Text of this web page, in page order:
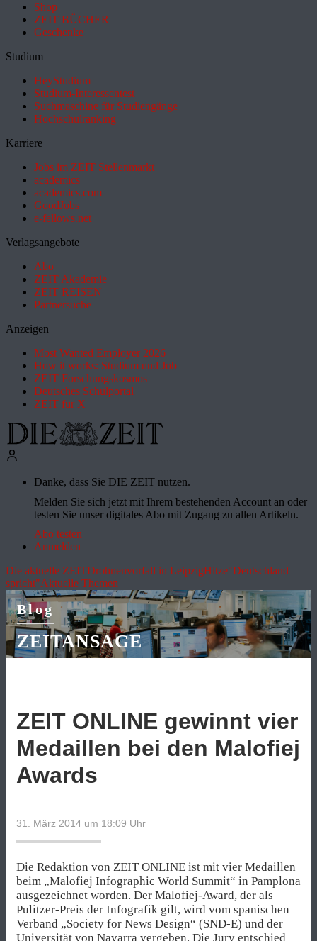
Shop
ZEIT BÜCHER
Geschenke
Studium
HeyStudium
Studium-Interessentest
Suchmaschine für Studiengänge
Hochschulranking
Karriere
Jobs im ZEIT Stellenmarkt
academics
academics.com
GoodJobs
e-fellows.net
Verlagsangebote
Abo
ZEIT Akademie
ZEIT REISEN
Partnersuche
Anzeigen
Most Wanted Employer 2026
How it works: Studium und Job
ZEIT Forschungskosmos
Deutsches Schulportal
ZEIT für X
Danke, dass Sie DIE ZEIT nutzen.
Melden Sie sich jetzt mit Ihrem bestehenden Account an oder
testen Sie unser digitales Abo mit Zugang zu allen Artikeln.
Abo testen
Anmelden
Die aktuelle ZEITDrohnenvorfall in LeipzigHitze"Deutschland
spricht"Aktuelle Themen
Blog
ZEITANSAGE
ZEIT ONLINE gewinnt vier
Medaillen bei den Malofiej
Awards
31. März 2014 um 18:09 Uhr
Die Redaktion von ZEIT ONLINE ist mit vier Medaillen
beim „Malofiej Infographic World Summit“ in Pamplona
ausgezeichnet worden. Der Malofiej-Award, der als
Pulitzer-Preis der Infografik gilt, wird vom spanischen
Verband „Society for News Design“ (SND-E) und der
Universität von Navarra vergeben. Die Jury entschied